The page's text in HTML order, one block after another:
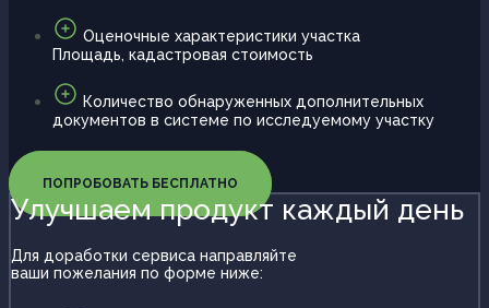
Оценочные характеристики участка
Площадь, кадастровая стоимость
Количество обнаруженных дополнительных
документов в системе по исследуемому участку
ПОПРОБОВАТЬ БЕСПЛАТНО
Улучшаем продукт каждый день
Для доработки сервиса направляйте
ваши пожелания по форме ниже: